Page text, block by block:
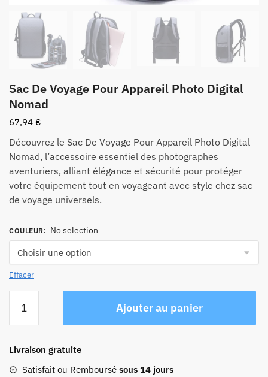
Sac De Voyage Pour Appareil Photo Digital
Nomad
67,94 €
Découvrez le Sac De Voyage Pour Appareil Photo Digital
Nomad, l’accessoire essentiel des photographes
aventuriers, alliant élégance et sécurité pour protéger
votre équipement tout en voyageant avec style chez sac
de voyage universels.
COULEUR: No selection
Effacer
Sac
Voyage
Pour
Ajouter au panier
Livraison gratuite
Satisfait ou Remboursé sous 14 jours